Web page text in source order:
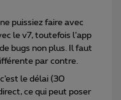
puissiez faire avec
le v7, toutefois l’app
bugs non plus. Il faut
par contre.
le délai (30
ce qui peut poser